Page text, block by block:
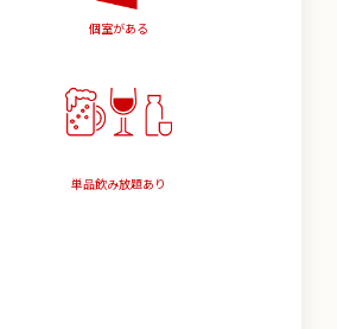
個室がある
単品飲み放題あり